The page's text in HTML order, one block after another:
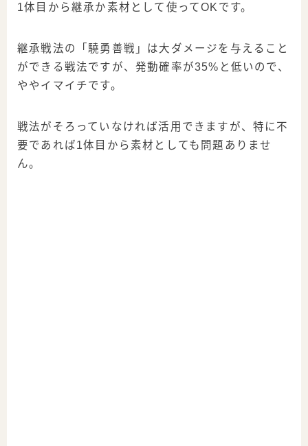
1体目から継承か素材として使ってOKです。
継承戦法の「驍勇善戦」は大ダメージを与えること
ができる戦法ですが、発動確率が35%と低いので、
ややイマイチです。
戦法がそろっていなければ活用できますが、特に不
要であれば1体目から素材としても問題ありませ
ん。